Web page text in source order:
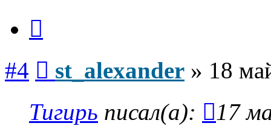
#4 st_alexander » 18
Тигирь писал(а):
17